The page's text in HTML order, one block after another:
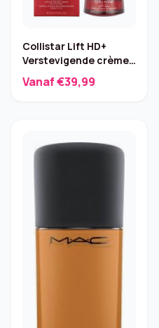
Collistar Lift HD+
Verstevigende crème
Vanaf €39,99